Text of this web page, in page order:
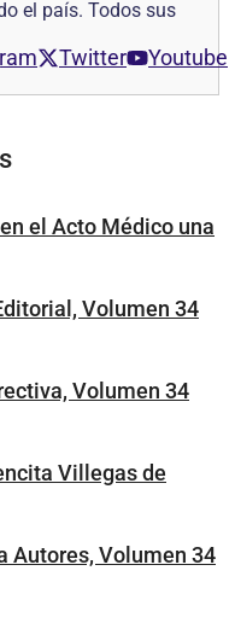
el país. Todos sus
Twitter Youtube
el Acto Médico una
Volumen 34
Volumen 34
Villegas de
Autores, Volumen 34